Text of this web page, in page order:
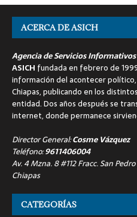
ACERCA DE ASICH
Agencia de Servicios Informativos
ASICH fundada en febrero de
información del acontecer
Chiapas, publicando en los
entidad. Dos años después se
internet, donde permanece
Director General:Cosme Vázquez
Teléfono:9611406004
Av. 4 Mzna. 8 #112 Fracc. San
Chiapas
CATEGORÍAS